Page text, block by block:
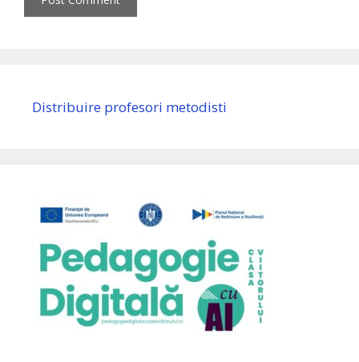
Distribuire profesori metodisti